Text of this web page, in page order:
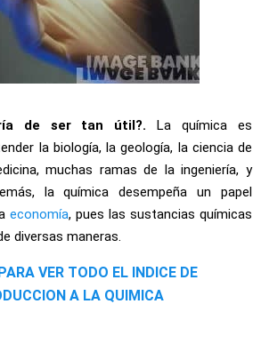
de ser tan útil?. La química es
la biología, la geología, la ciencia de
muchas ramas de la ingeniería, y
la química desempeña un papel
economía, pues las sustancias químicas
diversas maneras.
VER TODO EL INDICE DE
A LA QUIMICA